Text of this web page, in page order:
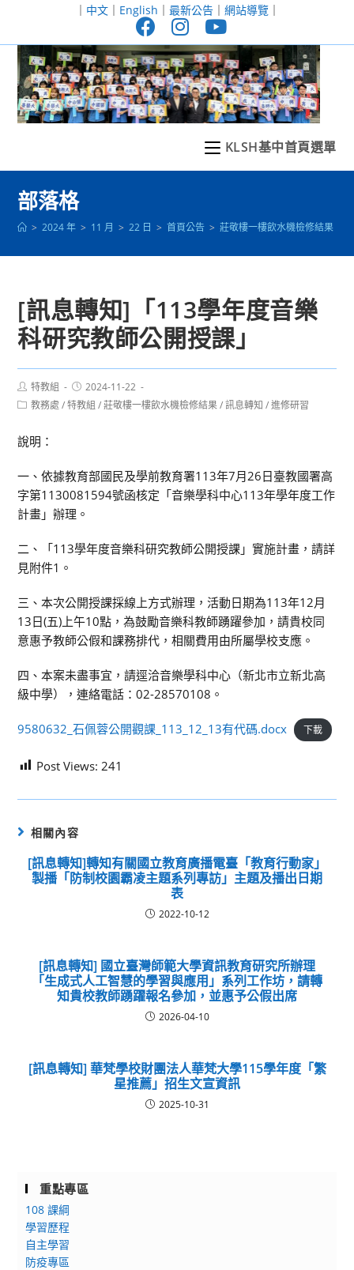
至
｜ 中文｜ English ｜ 最新公告｜ 網站導覽｜
KLSH基中首頁選單
部落格
> 2024 年 > 11 月 > 22 日 > 首頁公告 > 莊敬樓一樓飲水機檢修結果
[訊息轉知]「113學年度音樂
科研究教師公開授課」
Post
author:
特教組
Post
published:
2024-11-22
Post教務處 / 特教組 / 莊敬樓一樓飲水機檢修結果 / 訊息轉知 / 進修研習
說明：
一、依據教育部國民及學前教育署113年7月26日臺教國署高
字第1130081594號函核定「音樂學科中心113年學年度工作
計畫」辦理。
二、「113學年度音樂科研究教師公開授課」實施計畫，請詳
見附件1。
三、本次公開授課採線上方式辦理，活動日期為113年12月
13日(五)上午10點，為鼓勵音樂科教師踴躍參加，請貴校同
意惠予教師公假和課務排代，相關費用由所屬學校支應。
四、本案未盡事宜，請逕洽音樂學科中心（新北市立新北高
級中學），連絡電話：02-28570108。
9580632_石佩蓉公開觀課_113_12_13有代碼.docx 下載
Post Views: 241
相關內容
[訊息轉知]轉知有關國立教育廣播電臺「教育行動家」
製播「防制校園霸凌主題系列專訪」主題及播出日期
表
2022-10-12
[訊息轉知] 國立臺灣師範大學資訊教育研究所辦理
「生成式人工智慧的學習與應用」系列工作坊，請轉
知貴校教師踴躍報名參加，並惠予公假出席
2026-04-10
[訊息轉知] 華梵學校財團法人華梵大學115學年度「繁
星推薦」招生文宣資訊
2025-10-31
重點專區
108 課綱
學習歷程
自主學習
防疫專區